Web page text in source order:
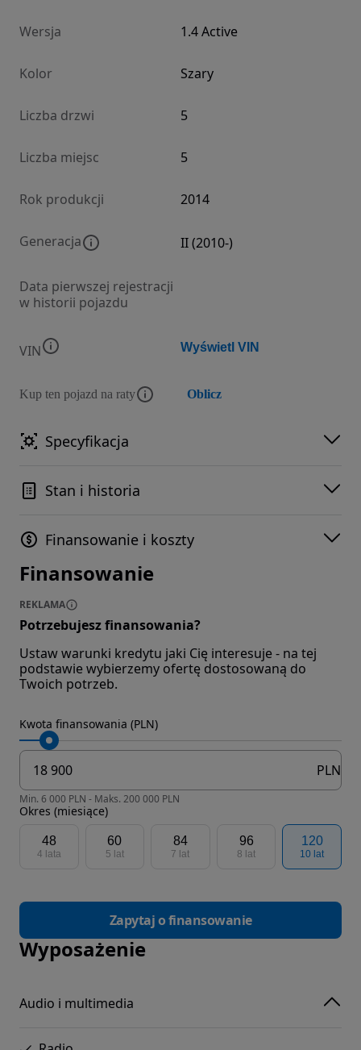
Wersja 1.4 Active
Kolor Szary
Liczba drzwi 5
Liczba miejsc 5
Rok produkcji 2014
Generacja II (2010-)
Data pierwszej rejestracji
w historii pojazdu
VIN Wyświetl VIN
Kup ten pojazd na raty Oblicz
Specyfikacja
Stan i historia
Finansowanie i koszty
Finansowanie
REKLAMA
Potrzebujesz finansowania?
Ustaw warunki kredytu jaki Cię interesuje - na tej
podstawie wybierzemy ofertę dostosowaną do
Twoich potrzeb.
Kwota finansowania (PLN)
PLN
Min. 6 000 PLN - Maks. 200 000 PLN
Okres (miesiące)
48
4 lata
60
5 lat
84
7 lat
96
8 lat
120
10 lat
Zapytaj o finansowanie
Wyposażenie
Audio i multimedia